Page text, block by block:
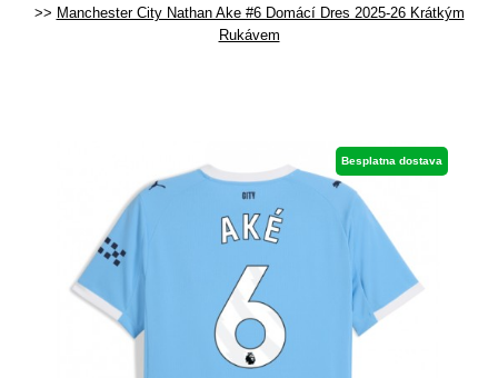
Manchester City Nathan Ake #6 Domácí Dres 2025-26 Krátkým
Rukávem
Besplatna dostava